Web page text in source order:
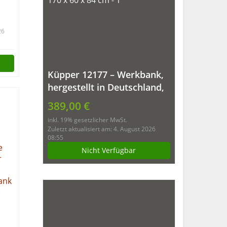
Küpper 12177 – Werkbank,
hergestellt in Deutschland,
170 x 60 x 84 cm
389,00 €
inkl. 19% gesetzlicher MwSt.
Zuletzt aktualisiert am: 4. August 2026
08:55
Nicht Verfügbar